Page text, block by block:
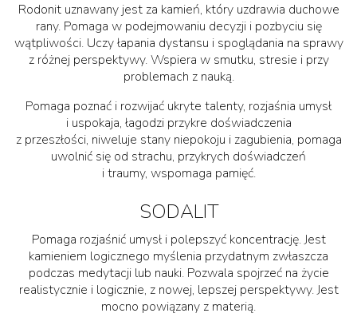
Rodonit uznawany jest za kamień, który uzdrawia duchowe
rany. Pomaga w podejmowaniu decyzji i pozbyciu się
wątpliwości. Uczy łapania dystansu i spoglądania na sprawy
z różnej perspektywy. Wspiera w smutku, stresie i przy
problemach z nauką.
Pomaga poznać i rozwijać ukryte talenty, rozjaśnia umysł
i uspokaja, łagodzi przykre doświadczenia
z przeszłości, niweluje stany niepokoju i zagubienia, pomaga
uwolnić się od strachu, przykrych doświadczeń
i traumy, wspomaga pamięć.
SODALIT
Pomaga rozjaśnić umysł i polepszyć koncentrację. Jest
kamieniem logicznego myślenia przydatnym zwłaszcza
podczas medytacji lub nauki. Pozwala spojrzeć na życie
realistycznie i logicznie, z nowej, lepszej perspektywy. Jest
mocno powiązany z materią.